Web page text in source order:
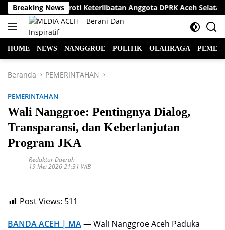
Langsung
ke
konten
Breaking News
Hukum Soroti Keterlibatan Anggota DPRK Aceh Selatan
HOME NEWS NANGGROE POLITIK OLAHRAGA
Beranda PEMERINTAHAN
PEMERINTAHAN
Wali Nanggroe: Pentingnya Dialog,
Transparansi, dan Keberlanjutan
Program JKA
Redaktur Daerah
19 Mei 2026 21:31 WIB
Post Views: 511
BANDA ACEH | MA— Wali Nanggroe Aceh Paduka